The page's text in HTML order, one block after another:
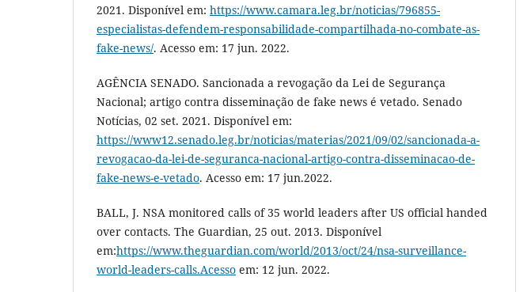
2021. Disponível em: https://www.camara.leg.br/noticias/796855-
especialistas-defendem-responsabilidade-compartilhada-no-combate-as-
fake-news/. Acesso em: 17 jun. 2022.
AGÊNCIA SENADO. Sancionada a revogação da Lei de Segurança
Nacional; artigo contra disseminação de fake news é vetado. Senado
Notícias, 02 set. 2021. Disponível em:
https://www12.senado.leg.br/noticias/materias/2021/09/02/sancionada-a-
revogacao-da-lei-de-seguranca-nacional-artigo-contra-disseminacao-de-
fake-news-e-vetado. Acesso em: 17 jun.2022.
BALL, J. NSA monitored calls of 35 world leaders after US official handed
over contacts. The Guardian, 25 out. 2013. Disponível
em:https://www.theguardian.com/world/2013/oct/24/nsa-surveillance-
world-leaders-calls.Acesso em: 12 jun. 2022.